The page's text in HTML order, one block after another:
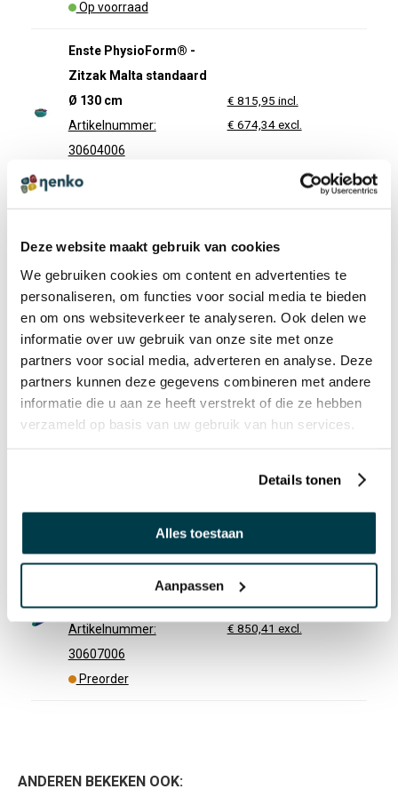
Deze website maakt gebruik van cookies
We gebruiken cookies om content en advertenties te
personaliseren, om functies voor social media te bieden
en om ons websiteverkeer te analyseren. Ook delen we
informatie over uw gebruik van onze site met onze
partners voor social media, adverteren en analyse. Deze
partners kunnen deze gegevens combineren met andere
informatie die u aan ze heeft verstrekt of die ze hebben
verzameld op basis van uw gebruik van hun services.
Details tonen
Alles toestaan
Aanpassen
Op voorraad
Enste PhysioForm® -
Zitzak Malta standaard
Ø 130 cm
Artikelnummer:
30604006
Preorder
€ 815,95 incl.
€ 674,34 excl.
Zitzak Kreta standaard
175 cm
Artikelnummer:
30606006
Preorder
€ 835,00 incl.
€ 690,08 excl.
Enste PhysioForm® -
Zitzak Malta groot Ø
150 cm
Preorder
Enste PhysioForm® -
Zitzak Kreta groot 200
cm
Artikelnummer:
30607006
Preorder
€ 1.029,00 incl.
€ 850,41 excl.
ANDEREN BEKEKEN OOK: